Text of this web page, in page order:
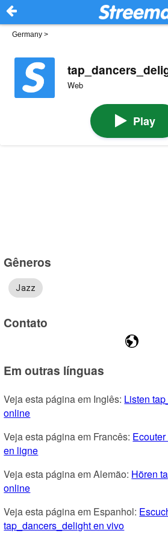
Germany >
Web
Play
Gêneros
Jazz
Contato
Em outras línguas
Veja esta página em Inglês: Listen
online
Veja esta página em Francês:
en ligne
Veja esta página em Alemão: Hören
online
Veja esta página em Espanhol:
tap_dancers_delight en vivo